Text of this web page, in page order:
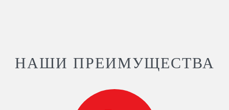
НАШИ ПРЕИМУЩЕСТВА